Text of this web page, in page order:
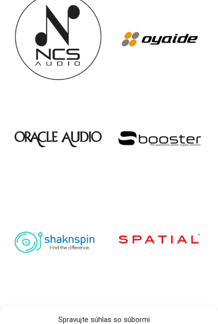
Spravujte súhlas so súbormi